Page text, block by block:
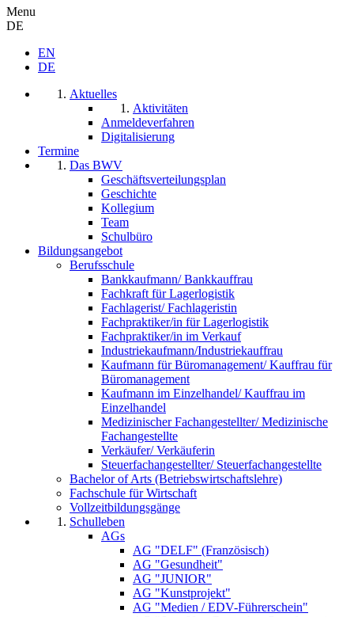
Menu
DE
EN
DE
Aktuelles
Aktivitäten
Anmeldeverfahren
Digitalisierung
Termine
Das BWV
Geschäftsverteilungsplan
Geschichte
Kollegium
Team
Schulbüro
Bildungsangebot
Berufsschule
Bankkaufmann/ Bankkauffrau
Fachkraft für Lagerlogistik
Fachlagerist/ Fachlageristin
Fachpraktiker/in für Lagerlogistik
Fachpraktiker/in im Verkauf
Industriekaufmann/Industriekauffrau
Kaufmann für Büromanagement/ Kauffrau für
Büromanagement
Kaufmann im Einzelhandel/ Kauffrau im
Einzelhandel
Medizinischer Fachangestellter/ Medizinische
Fachangestellte
Verkäufer/ Verkäuferin
Steuerfachangestellter/ Steuerfachangestellte
Bachelor of Arts (Betriebswirtschaftslehre)
Fachschule für Wirtschaft
Vollzeitbildungsgänge
Schulleben
AGs
AG "DELF" (Französisch)
AG "Gesundheit"
AG "JUNIOR"
AG "Kunstprojekt"
AG "Medien / EDV-Führerschein"